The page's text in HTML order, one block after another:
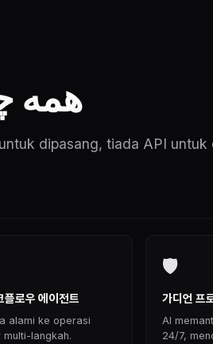
همه
dipasang, tiada API
로우 에이전트
alami ke operasi
multi-langkah.
🛡
가디언 프
AI
24/7,